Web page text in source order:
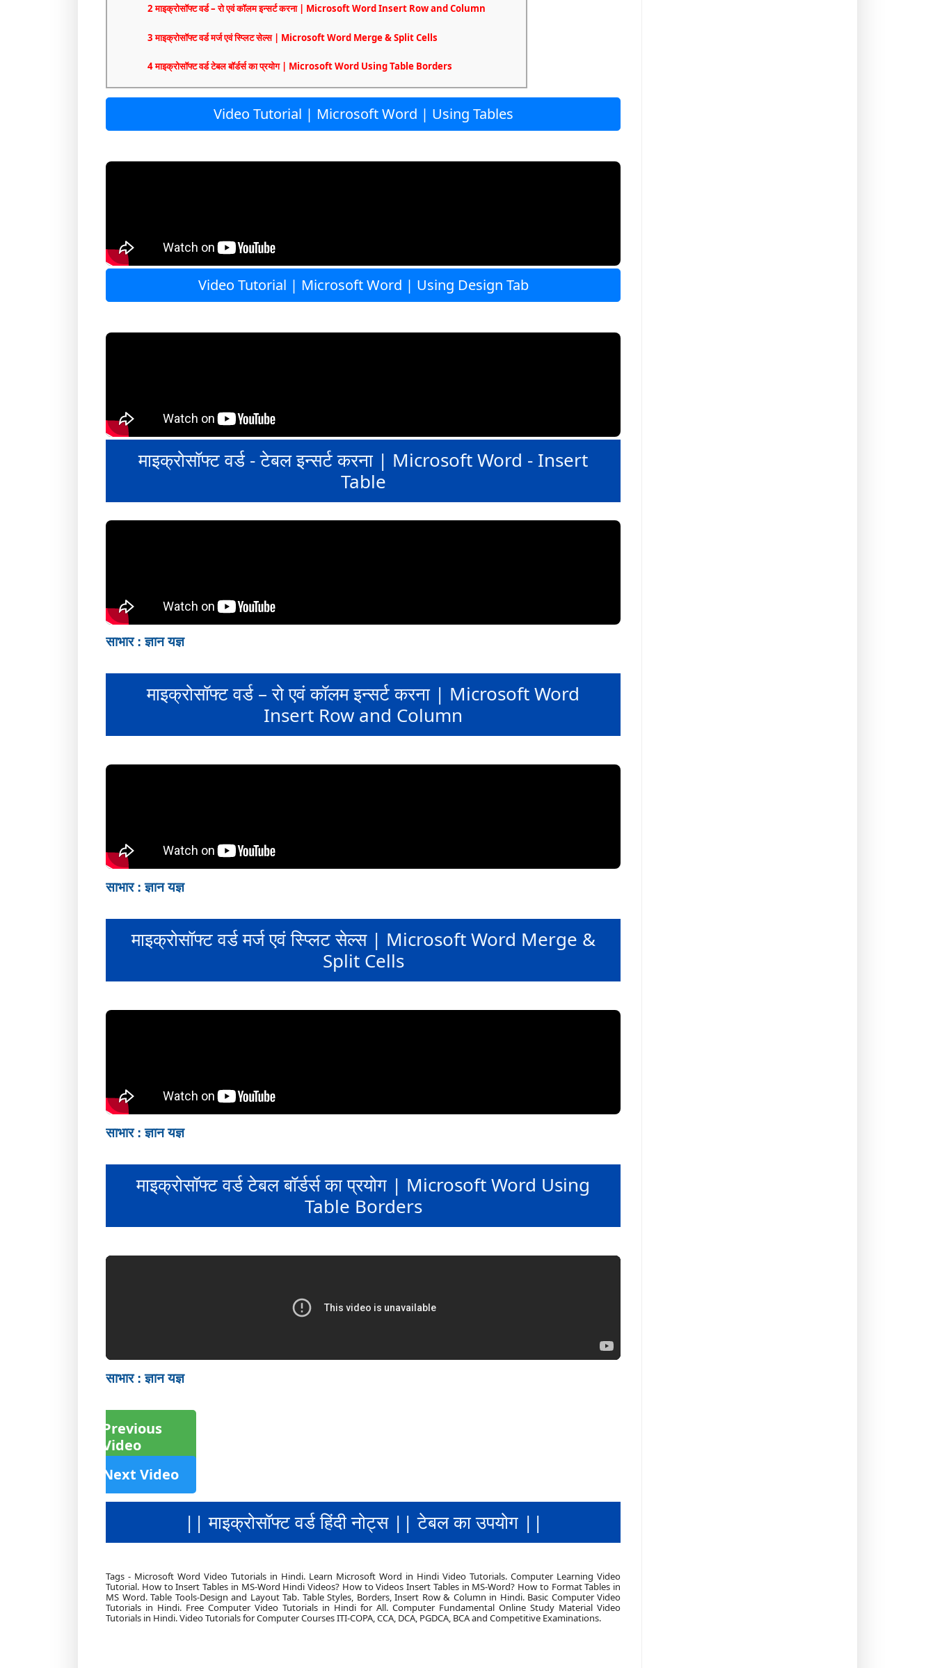
2 माइक्रोसॉफ्ट वर्ड – रो एवं कॉलम इन्सर्ट करना | Microsoft Word Insert Row and Column
3 माइक्रोसॉफ्ट वर्ड मर्ज एवं स्प्लिट सेल्स | Microsoft Word Merge & Split Cells
4 माइक्रोसॉफ्ट वर्ड टेबल बॉर्डर्स का प्रयोग | Microsoft Word Using Table Borders
Video Tutorial | Microsoft Word | Using Tables
Video Tutorial | Microsoft Word | Using Design Tab
माइक्रोसॉफ्ट वर्ड - टेबल इन्सर्ट करना | Microsoft Word - Insert
Table
साभार : ज्ञान यज्ञ
माइक्रोसॉफ्ट वर्ड – रो एवं कॉलम इन्सर्ट करना | Microsoft Word
Insert Row and Column
साभार : ज्ञान यज्ञ
माइक्रोसॉफ्ट वर्ड मर्ज एवं स्प्लिट सेल्स | Microsoft Word Merge &
Split Cells
साभार : ज्ञान यज्ञ
माइक्रोसॉफ्ट वर्ड टेबल बॉर्डर्स का प्रयोग | Microsoft Word Using
Table Borders
साभार : ज्ञान यज्ञ
Previous
Video
Next Video
|| माइक्रोसॉफ्ट वर्ड हिंदी नोट्स || टेबल का उपयोग ||
Tags - Microsoft Word Video Tutorials in Hindi. Learn Microsoft Word in Hindi Video Tutorials. Computer Learning Video
Tutorial. How to Insert Tables in MS-Word Hindi Videos? How to Videos Insert Tables in MS-Word? How to Format Tables in
MS Word. Table Tools-Design and Layout Tab. Table Styles, Borders, Insert Row & Column in Hindi. Basic Computer Video
Tutorials in Hindi. Free Computer Video Tutorials in Hindi for All. Computer Fundamental Online Study Material Video
Tutorials in Hindi. Video Tutorials for Computer Courses ITI-COPA, CCA, DCA, PGDCA, BCA and Competitive Examinations.